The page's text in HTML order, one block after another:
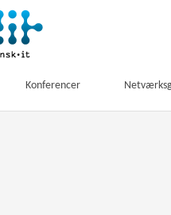
Konferencer